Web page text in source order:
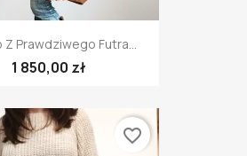
Z Prawdziwego Futra...
1 850,00 zł
favorite_border